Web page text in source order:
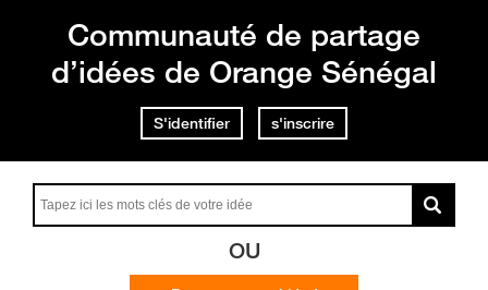
Communauté de partage
d’idées de Orange Sénégal
S'identifier s'inscrire
OU